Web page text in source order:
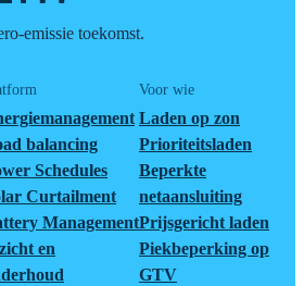
emissie toekomst.
balancing
Schedules
Curtailment
Management
en
Voor wie
Laden op zon
Prioriteitsladen
Beperkte
netaansluiting
Prijsgericht laden
Piekbeperking op
GTV